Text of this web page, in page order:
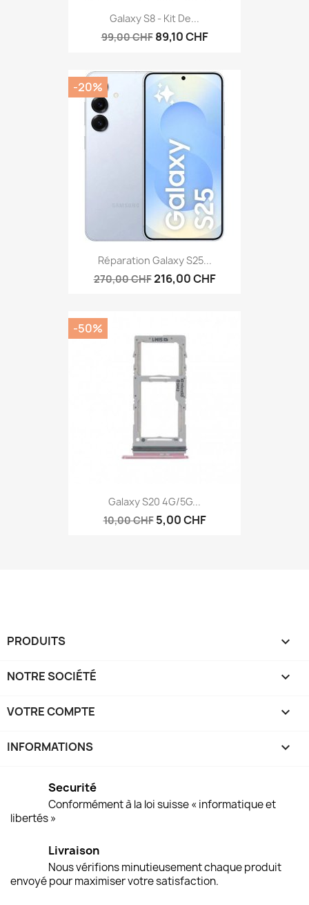
Galaxy S8 - Kit De...
99,00 CHF 89,10 CHF
Réparation Galaxy S25...
270,00 CHF216,00 CHF
-20%
Galaxy S20 4G/5G...
10,00 CHF 5,00 CHF
-50%
PRODUITS 
NOTRE SOCIÉTÉ 
VOTRE COMPTE 
INFORMATIONS keyboard_arrow_down
Securité
Conformément à la loi suisse « informatique et
libertés »
Livraison
Nous vérifions minutieusement chaque produit
envoyé pour maximiser votre satisfaction.